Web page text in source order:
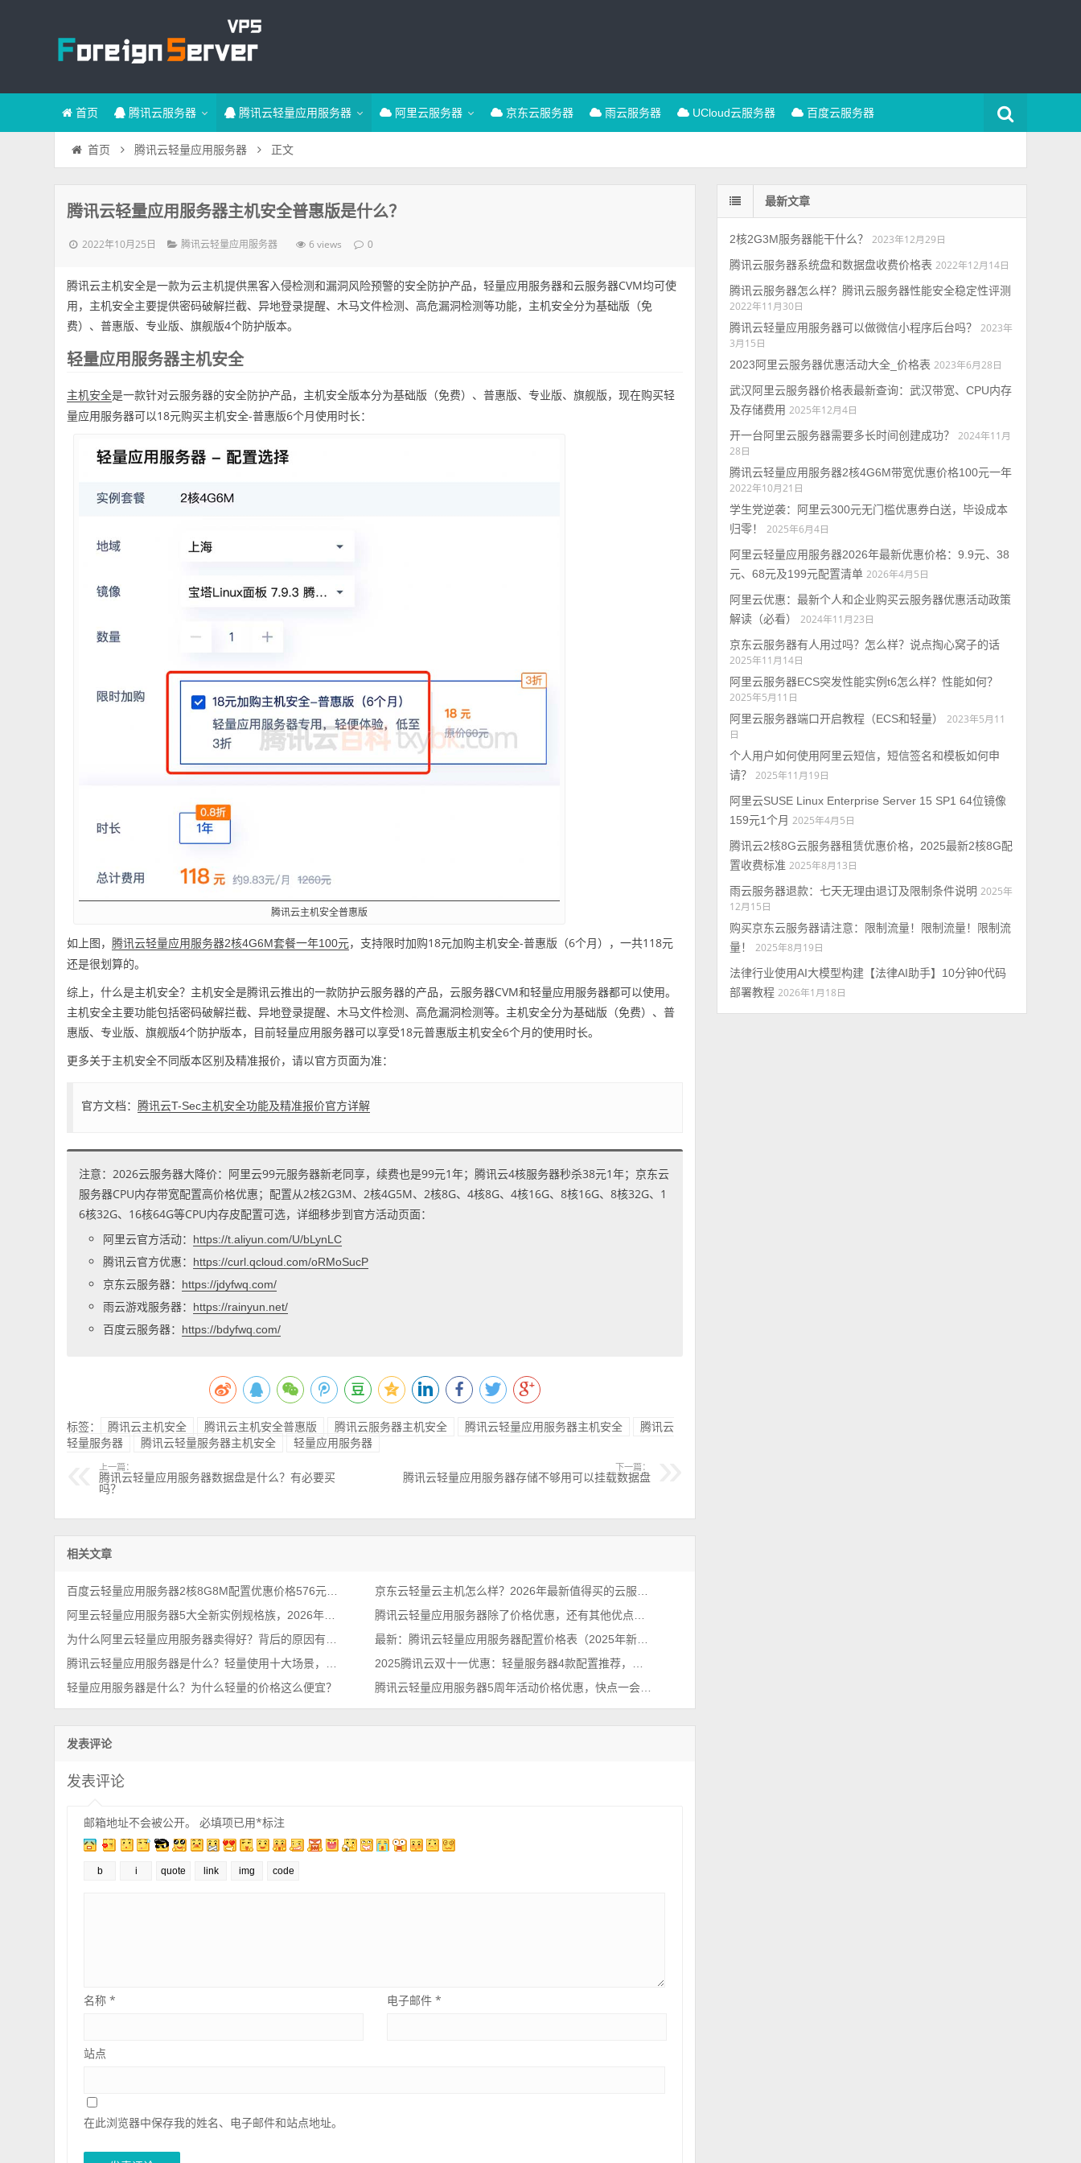
首页 腾讯云服务器 腾讯云轻量应用服务器 阿里云服务器 京东云服务器 雨云服务器 UCloud云服务器 百度云服务器
首页 腾讯云轻量应用服务器 正文
腾讯云轻量应用服务器主机安全普惠版是什么？
2022年10月25日 腾讯云轻量应用服务器 6 views 0
腾讯云主机安全是一款为云主机提供黑客入侵检测和漏洞风险预警的安全防护产品，轻量应用服务器和云服务器CVM均可使
用，主机安全主要提供密码破解拦截、异地登录提醒、木马文件检测、高危漏洞检测等功能，主机安全分为基础版（免
费）、普惠版、专业版、旗舰版4个防护版本。
轻量应用服务器主机安全
主机安全是一款针对云服务器的安全防护产品，主机安全版本分为基础版（免费）、普惠版、专业版、旗舰版，现在购买轻
量应用服务器可以18元购买主机安全-普惠版6个月使用时长：
腾讯云主机安全普惠版
如上图， 腾讯云轻量应用服务器2核4G6M套餐一年100元，支持限时加购18元加购主机安全-普惠版（6个月），一共118元
还是很划算的。
综上，什么是主机安全？主机安全是腾讯云推出的一款防护云服务器的产品，云服务器CVM和轻量应用服务器都可以使用。
主机安全主要功能包括密码破解拦截、异地登录提醒、木马文件检测、高危漏洞检测等。主机安全分为基础版（免费）、普
惠版、专业版、旗舰版4个防护版本，目前轻量应用服务器可以享受18元普惠版主机安全6个月的使用时长。
更多关于主机安全不同版本区别及精准报价，请以官方页面为准：
官方文档： 腾讯云T-Sec主机安全功能及精准报价官方详解
注意：2026云服务器大降价：阿里云99元服务器新老同享，续费也是99元1年；腾讯云4核服务器秒杀38元1年；京东云
服务器CPU内存带宽配置高价格优惠；配置从2核2G3M、2核4G5M、2核8G、4核8G、4核16G、8核16G、8核32G、1
6核32G、16核64G等CPU内存皮配置可选，详细移步到官方活动页面：
阿里云官方活动：
https://t.aliyun.com/U/bLynLC
腾讯云官方优惠： https://curl.qcloud.com/oRMoSucP
京东云服务器： https://jdyfwq.com/
雨云游戏服务器： https://rainyun.net/
百度云服务器： https://bdyfwq.com/
标签： 腾讯云主机安全 腾讯云主机安全普惠版 腾讯云服务器主机安全 腾讯云轻量应用服务器主机安全
腾讯云
轻量服务器
腾讯云轻量服务器主机安全 轻量应用服务器
上一篇：
腾讯云轻量应用服务器数据盘是什么？有必要买
吗？
下一篇：
腾讯云轻量应用服务器存储不够用可以挂载数据盘
相关文章
轻量应用服务器是什么？为什么轻量的价格这么便宜？
发表评论
发表评论
邮箱地址不会被公开。 必填项已用*标注
名称* 电子邮件 *
站点
在此浏览器中保存我的姓名、电子邮件和站点地址。
最新文章
2核2G3M服务器能干什么？
2023年12月29日
腾讯云服务器系统盘和数据盘收费价格表 2022年12月14日
腾讯云服务器怎么样？腾讯云服务器性能安全稳定性评测
2022年11月30日
腾讯云轻量应用服务器可以做微信小程序后台吗？
2023年
3月15日
2023阿里云服务器优惠活动大全_价格表 2023年6月28日
武汉阿里云服务器价格表最新查询：武汉带宽、CPU内存
及存储费用 2025年12月4日
开一台阿里云服务器需要多长时间创建成功？
2024年11月
28日
腾讯云轻量应用服务器2核4G6M带宽优惠价格100元一年
2022年10月21日
学生党逆袭：阿里云300元无门槛优惠券白送，毕设成本
归零！
2025年6月4日
阿里云轻量应用服务器2026年最新优惠价格：9.9元、38
元、68元及199元配置清单 2026年4月5日
阿里云优惠：最新个人和企业购买云服务器优惠活动政策
解读（必看）
2024年11月23日
京东云服务器有人用过吗？怎么样？说点掏心窝子的话
2025年11月14日
阿里云服务器ECS突发性能实例t6怎么样？性能如何？
2025年5月11日
阿里云服务器端口开启教程（ECS和轻量）
2023年5月11
日
个人用户如何使用阿里云短信，短信签名和模板如何申
请？
2025年11月19日
阿里云SUSE Linux Enterprise Server 15 SP1 64位镜像
159元1个月 2025年4月5日
腾讯云2核8G云服务器租赁优惠价格，2025最新2核8G配
置收费标准 2025年8月13日
雨云服务器退款：七天无理由退订及限制条件说明 2025年
12月15日
购买京东云服务器请注意：限制流量！限制流量！限制流
量！
2025年8月19日
法律行业使用AI大模型构建【法律AI助手】10分钟0代码
部署教程 2026年1月18日